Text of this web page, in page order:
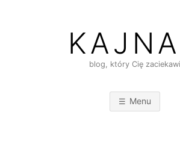
blog, który Cię zaciekawi
Menu